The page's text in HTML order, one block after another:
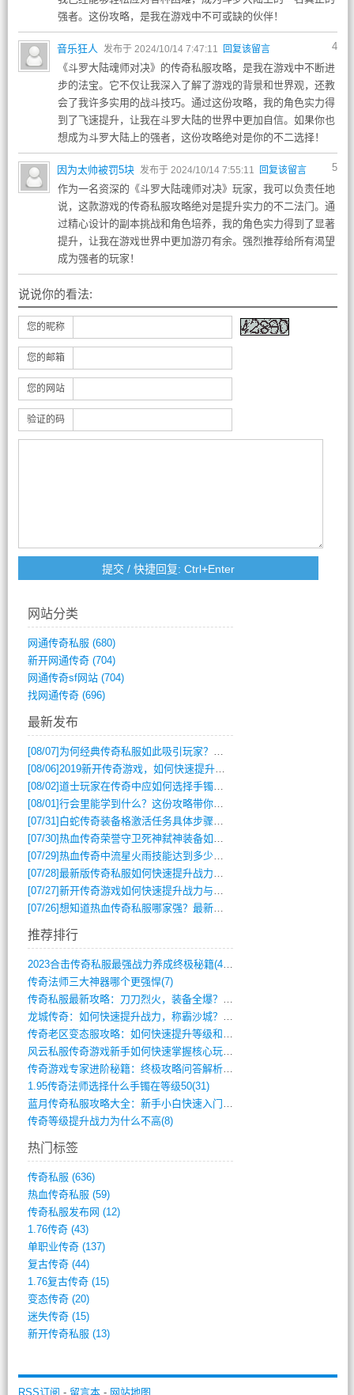
强者。这份攻略，是我在游戏中不可或缺的伙伴！
4
音乐狂人 发布于 2024/10/14 7:47:11 回复该留言
《斗罗大陆魂师对决》的传奇私服攻略，是我在游戏中不断进
步的法宝。它不仅让我深入了解了游戏的背景和世界观，还教
会了我许多实用的战斗技巧。通过这份攻略，我的角色实力得
到了飞速提升，让我在斗罗大陆的世界中更加自信。如果你也
想成为斗罗大陆上的强者，这份攻略绝对是你的不二选择！
5
因为太帅被罚5块 发布于 2024/10/14 7:55:11 回复该留言
作为一名资深的《斗罗大陆魂师对决》玩家，我可以负责任地
说，这款游戏的传奇私服攻略绝对是提升实力的不二法门。通
过精心设计的副本挑战和角色培养，我的角色实力得到了显著
提升，让我在游戏世界中更加游刃有余。强烈推荐给所有渴望
成为强者的玩家！
说说你的看法:
您的昵称
您的邮箱
您的网站
验证的码
网站分类
网通传奇私服 (680)
新开网通传奇(704)
网通传奇sf网站(704)
找网通传奇(696)
最新发布
[08/07] 为何经典传奇私服如此吸引玩家？深度攻略解析
[08/06]2019新开传奇游戏，如何快速提升角色等级？
[08/02]道士玩家在传奇中应如何选择手镯装备？
[08/01]行会里能学到什么？这份攻略带你全掌握
[07/31] 白蛇传奇装备格激活任务具体步骤是什么？如何完成？
[07/30]热血传奇荣誉守卫死神弑神装备如何获取与佩戴攻略？
[07/29]热血传奇中流星火雨技能达到多少级可以开始练装备？
[07/28]最新版传奇私服如何快速提升战力与获取稀有装备？
[07/27]新开传奇游戏如何快速提升战力与获取稀有装备？
[07/26]想知道热血传奇私服哪家强？最新排行榜攻略全解析
推荐排行
2023合击传奇私服最强战力养成终极秘籍(428)
传奇法师三大神器哪个更强悍(7)
传奇私服最新攻略：刀刀烈火，装备全爆？攻(813)
龙城传奇：如何快速提升战力，称霸沙城？(802)
传奇老区变态服攻略：如何快速提升等级和战(379)
风云私服传奇游戏新手如何快速掌握核心玩法(616)
传奇游戏专家进阶秘籍：终极攻略问答解析(848)
1.95传奇法师选择什么手镯在等级50(31)
蓝月传奇私服攻略大全：新手小白快速入门指(386)
传奇等级提升战力为什么不高(8)
热门标签
传奇私服 (636)
热血传奇私服 (59)
传奇私服发布网 (12)
1.76传奇(43)
单职业传奇(137)
复古传奇(44)
1.76复古传奇(15)
变态传奇(20)
迷失传奇(15)
新开传奇私服 (13)
RSS订阅 - 留言本- 网站地图